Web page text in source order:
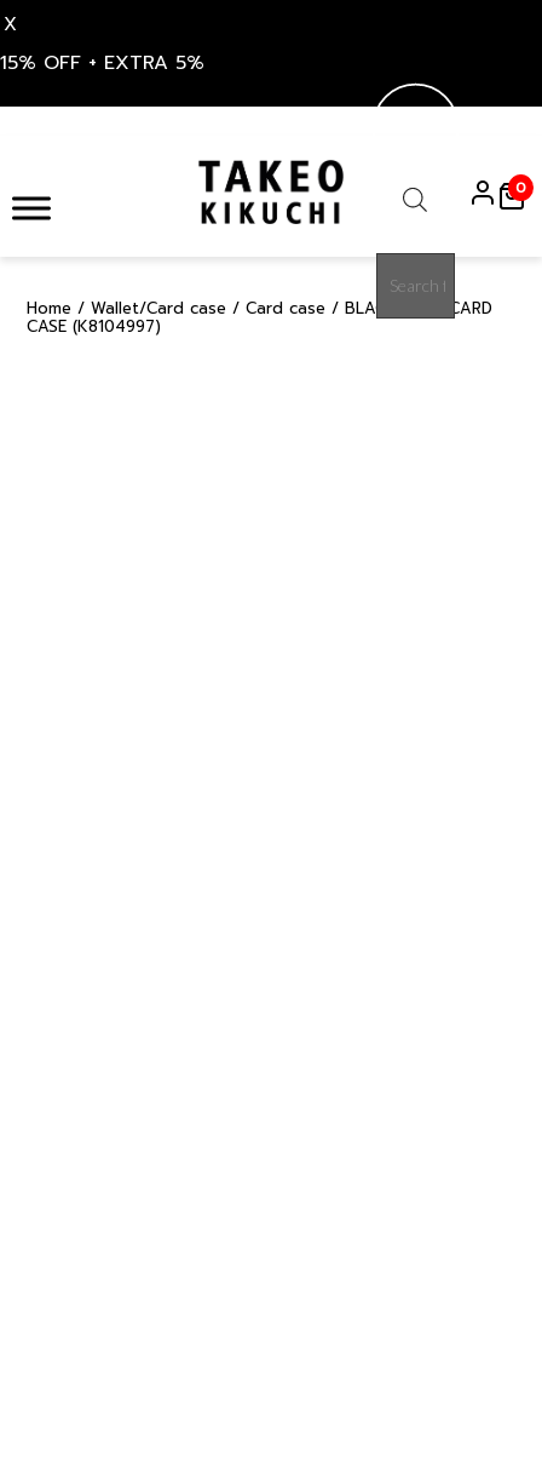
X
15% OFF + EXTRA 5%
content
search
0
Home / Wallet/Card case / Card case / BLACK NAMI CARD
CASE (K8104997)